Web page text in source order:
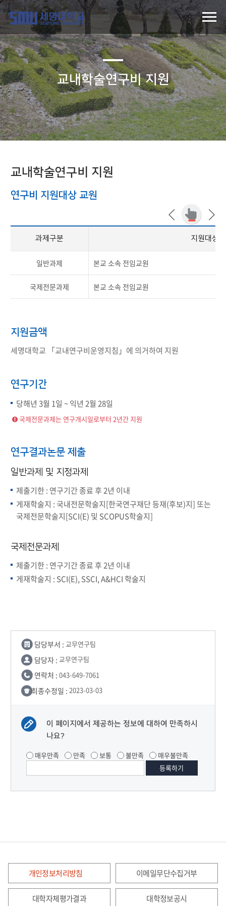
교내학술연구비 지원
교내학술연구비 지원
연구비 지원대상 교원
과제구분 지원대상
일반과제 본교 소속 전임교원
국제전문과제 본교 소속 전임교원
지원금액
세명대학교 「교내연구비운영지침」에 의거하여 지원
연구기간
당해년 3월 1일 ~ 익년 2월 28일
국제전문과제는 연구개시일로부터 2년간 지원
연구결과논문 제출
일반과제 및 지정과제
제출기한 : 연구기간 종료 후 2년 이내
게재학술지 : 국내전문학술지[한국연구재단 등재(후보)지] 또는
국제전문학술지[SCI(E) 및 SCOPUS학술지]
국제전문과제
제출기한 : 연구기간 종료 후 2년 이내
게재학술지 : SCI(E), SSCI, A&HCI 학술지
담당부서 : 교무연구팀
담당자 : 교무연구팀
연락처 : 043-649-7061
최종수정일 : 2023-03-03
이 페이지에서 제공하는 정보에 대하여 만족하시
나요?
매우만족 만족 보통 불만족 매우불만족
개인정보처리방침 이메일무단수집거부
대학자체평가결과 대학정보공시